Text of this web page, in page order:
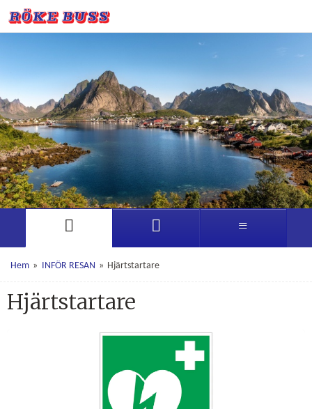
Hem » INFÖR RESAN » Hjärtstartare
Hjärtstartare